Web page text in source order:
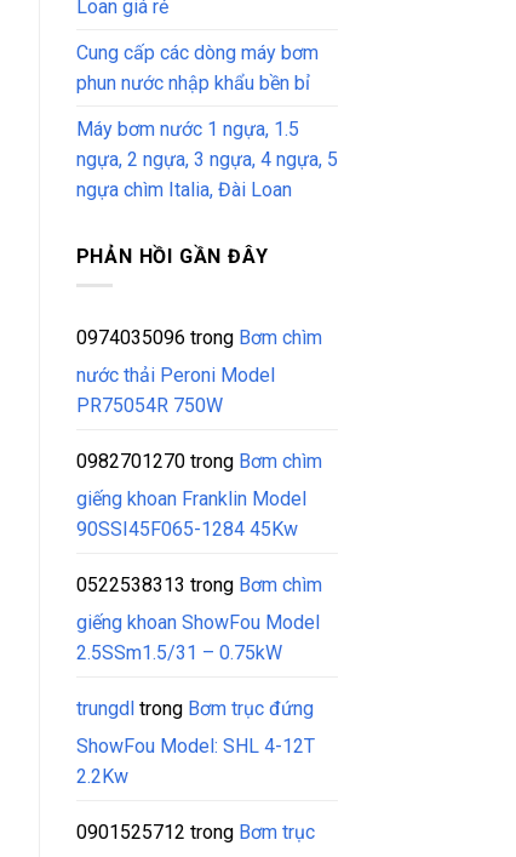
Loan giá rẻ
Cung cấp các dòng máy bơm
phun nước nhập khẩu bền bỉ
Máy bơm nước 1 ngựa, 1.5
ngựa, 2 ngựa, 3 ngựa, 4 ngựa, 5
ngựa chìm Italia, Đài Loan
PHẢN HỒI GẦN ĐÂY
0974035096 trong Bơm chìm
nước thải Peroni Model
PR75054R 750W
0982701270trong Bơm chìm
giếng khoan Franklin Model
90SSI45F065-1284 45Kw
0522538313 trong Bơm chìm
giếng khoan ShowFou Model
2.5SSm1.5/31 – 0.75kW
trungdl trong Bơm trục đứng
ShowFou Model: SHL 4-12T
2.2Kw
0901525712 trong Bơm trục